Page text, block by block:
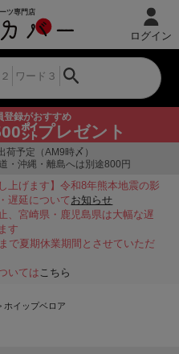
登録がおすすめ
㌽プレゼント
ログイン
荷予定（AM9時〆）
・沖縄・離島へは別途800円
上げます】令和8年熊本地震の影
遅延についてお知らせ
、宮崎県・鹿児島県は大幅な遅
す
で夏期休業期間とさせていただ
いてはこちら
ホイップベロア